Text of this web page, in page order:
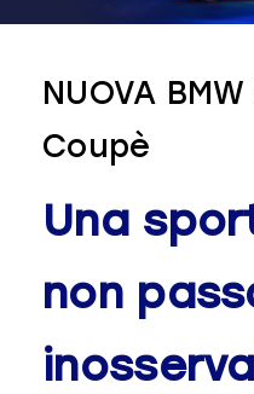
NUOVA
Coupè
Una
non